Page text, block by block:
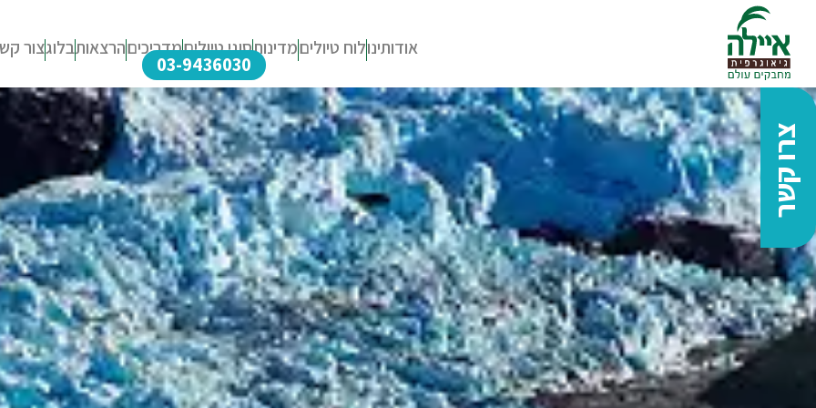
אודותינולוח טיוליםמדינותסוגי טיוליםמדריכיםהרצאותבלוגצור
03-9436030
צרו קשר